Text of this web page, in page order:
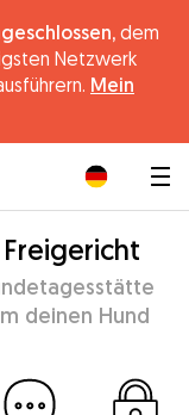
dem
Netzwerk
Mein
deinen Hund